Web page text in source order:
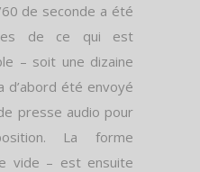
de seconde a été
de ce qui est
– soit une dizaine
d’abord été envoyé
presse audio pour
La forme
vide – est ensuite